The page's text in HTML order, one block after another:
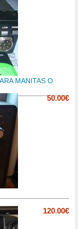
MANITAS O
50.00€
120.00€